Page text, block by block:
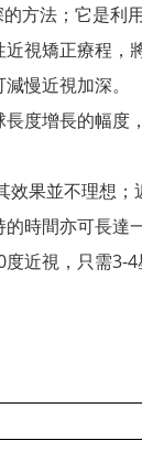
方法；它是利
視矯正療程，
減慢近視加深。
度增長的幅度
果並不理想
時間亦可長達
近視，只需3-